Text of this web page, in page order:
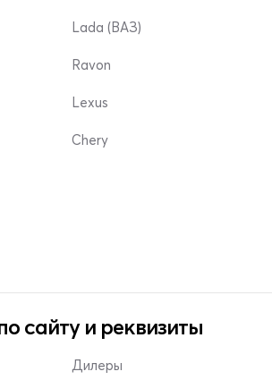
Lada (ВАЗ)
Ravon
Lexus
Chery
сайту и реквизиты
Дилеры